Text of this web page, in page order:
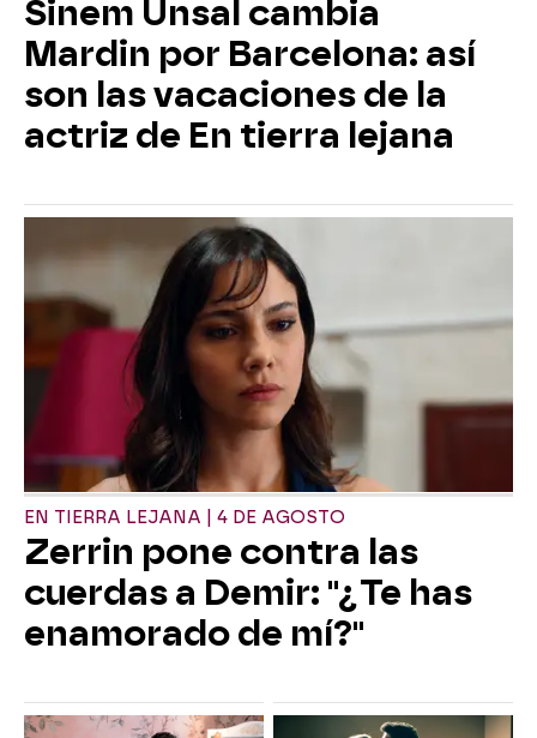
Sinem Ünsal cambia
Mardin por Barcelona: así
son las vacaciones de la
actriz de En tierra lejana
EN TIERRA LEJANA | 4 DE AGOSTO
Zerrin pone contra las
cuerdas a Demir: "¿Te has
enamorado de mí?"